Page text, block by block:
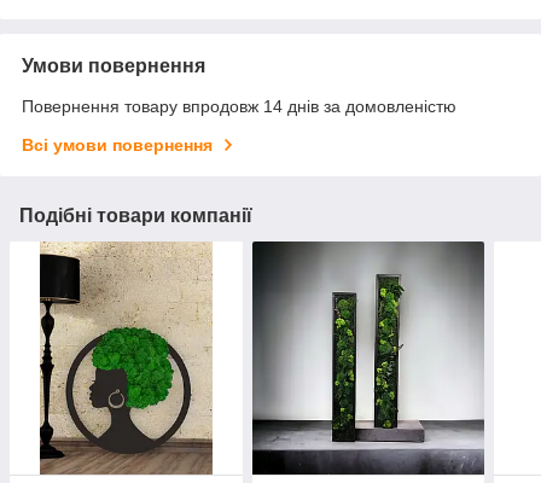
Умови повернення
Повернення товару впродовж 14 днів за домовленістю
Всі умови повернення
Подібні товари компанії